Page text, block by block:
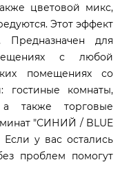
цветовой микс,
Этот эффект
Предназначен для
с любой
помещениях со
гостиные комнаты,
также торговые
"СИНИЙ / BLUE
у вас остались
проблем помогут